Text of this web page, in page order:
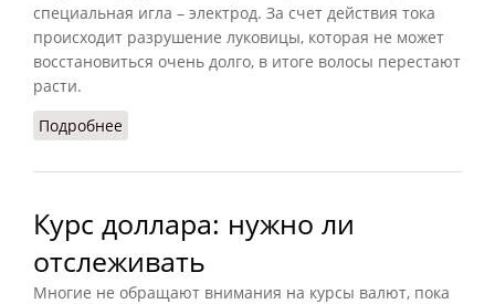
специальная игла – электрод. За счет действия тока
происходит разрушение луковицы, которая не может
восстановиться очень долго, в итоге волосы перестают
расти.
Подробнее
Курс доллара: нужно ли
отслеживать
Многие не обращают внимания на курсы валют, пока